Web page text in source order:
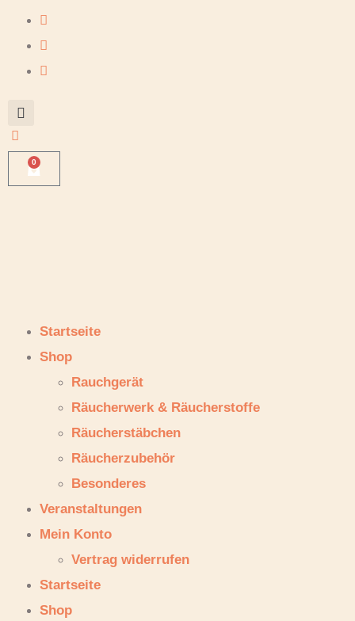
0
Startseite
Shop
Rauchgerät
Räucherwerk & Räucherstoffe
Räucherstäbchen
Räucherzubehör
Besonderes
Veranstaltungen
Mein Konto
Vertrag widerrufen
Startseite
Shop